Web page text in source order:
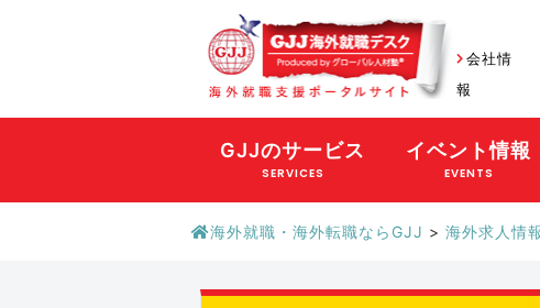
会社情
報
GJJのサービス
SERVICES
イベント情報
EVENTS
海外就職・海外転職ならGJJ > 海外求人情